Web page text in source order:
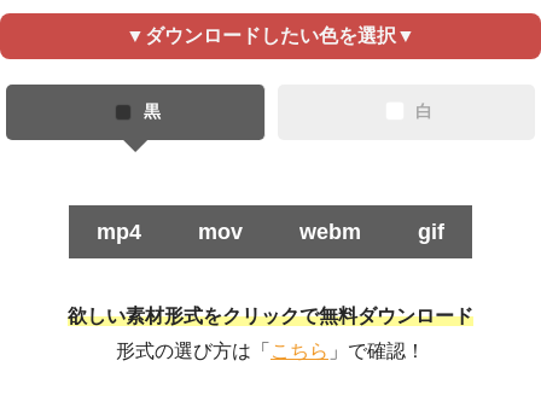
▼ダウンロードしたい色を選択▼
黒 白
mp4 mov webm gif
欲しい素材形式をクリックで無料ダウンロード
形式の選び方は「 こちら 」で確認！